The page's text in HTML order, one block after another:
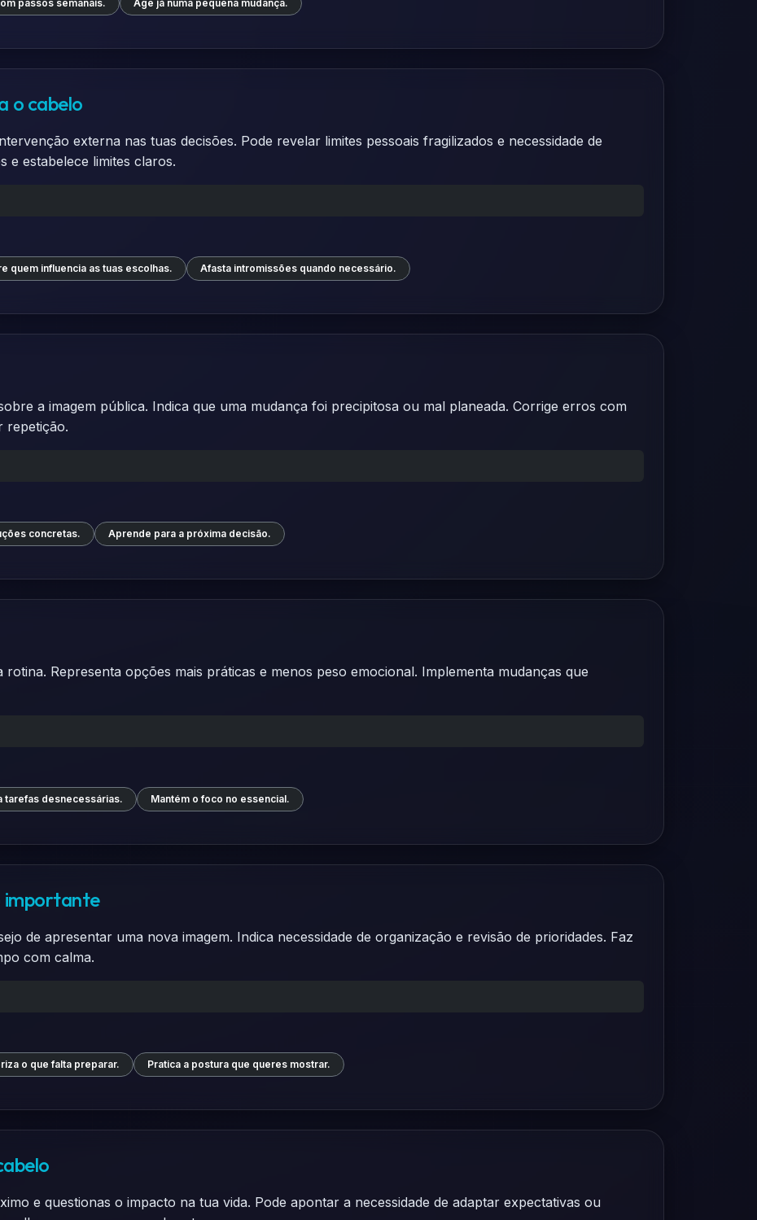
passos semanais. Age já numa pequena mudança.
o cabelo
externa nas tuas decisões. Pode revelar limites pessoais fragilizados e necessidade de
e estabelece limites claros.
quem influencia as tuas escolhas. Afasta intromissões quando necessário.
a imagem pública. Indica que uma mudança foi precipitosa ou mal planeada. Corrige erros com
repetição.
concretas. Aprende para a próxima decisão.
rotina. Representa opções mais práticas e menos peso emocional. Implementa mudanças que
tarefas desnecessárias. Mantém o foco no essencial.
importante
de apresentar uma nova imagem. Indica necessidade de organização e revisão de prioridades. Faz
com calma.
o que falta preparar. Pratica a postura que queres mostrar.
e questionas o impacto na tua vida. Pode apontar a necessidade de adaptar expectativas ou